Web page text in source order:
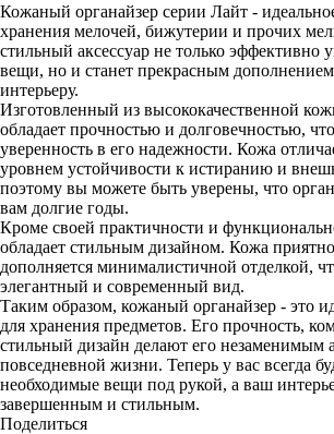
Кожаный органайзер серии Лайт -
хранения мелочей, бижутерии и прочих
стильный аксессуар не только эффективно
вещи, но и станет прекрасным
интерьеру.
Изготовленный из высококачественной
обладает прочностью и долговечностью,
уверенность в его надежности. Кожа
уровнем устойчивости к истиранию и
поэтому вы можете быть уверены, что
вам долгие годы.
Кроме своей практичности и
обладает стильным дизайном. Кожа
дополняется минималистичной отделкой,
элегантный и современный вид.
Таким образом, кожаный органайзер - это
для хранения предметов. Его прочность,
стильный дизайн делают его незаменимым
повседневной жизни. Теперь у вас всегда
необходимые вещи под рукой, а ваш
завершенным и стильным.
Поделиться